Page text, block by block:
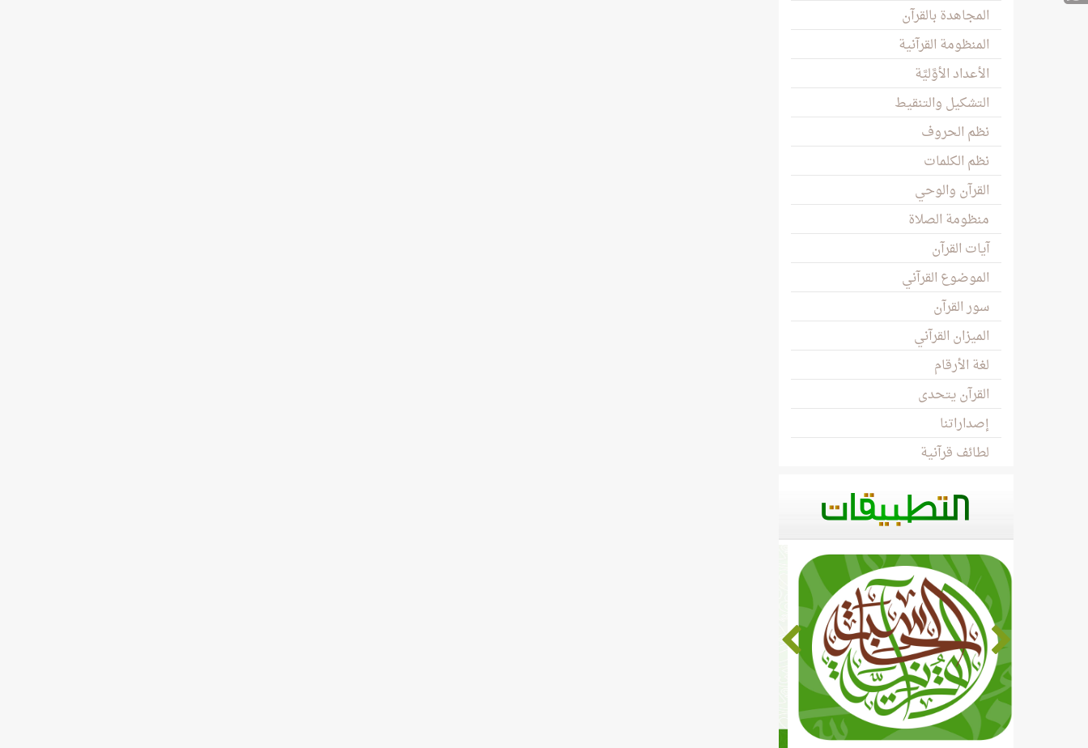
المجاهدة بالقرآن
المنظومة القرآنية
الأعداد الأوَّليَّة
التشكيل والتنقيط
نظم الحروف
نظم الكلمات
القرآن والوحي
منظومة الصلاة
آيات القرآن
الموضوع القرآني
سور القرآن
الميزان القرآني
لغة الأرقام
القرآن يتحدى
إصداراتنا
لطائف قرآنية